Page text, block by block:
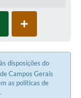
disposições do
Campos Gerais
as políticas de